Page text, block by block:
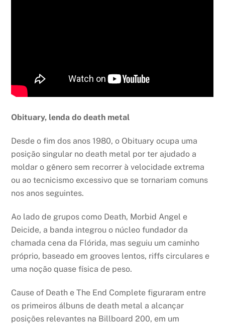
Obituary, lenda do death metal
Desde o fim dos anos 1980, o Obituary ocupa uma
posição singular no death metal por ter ajudado a
moldar o gênero sem recorrer à velocidade extrema
ou ao tecnicismo excessivo que se tornariam comuns
nos anos seguintes.
Ao lado de grupos como Death, Morbid Angel e
Deicide, a banda integrou o núcleo fundador da
chamada cena da Flórida, mas seguiu um caminho
próprio, baseado em grooves lentos, riffs circulares e
uma noção quase física de peso.
Cause of Death e The End Complete figuraram entre
os primeiros álbuns de death metal a alcançar
posições relevantes na Billboard 200, em um